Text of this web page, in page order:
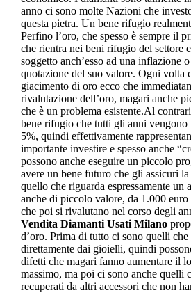
anno ci sono molte Nazioni che
questa pietra. Un bene rifugio
Perfino l’oro, che spesso è sempre il
che rientra nei beni rifugio del settore
soggetto anch’esso ad una inflazione
quotazione del suo valore. Ogni volta
giacimento di oro ecco che
rivalutazione dell’oro, magari anche
che è un problema esistente.Al
bene rifugio che tutti gli anni
5%, quindi effettivamente
importante investire e spesso anche
possono anche eseguire un piccolo
avere un bene futuro che gli assicuri
quello che riguarda espressamente un
anche di piccolo valore, da 1.000 euro
che poi si rivalutano nel corso degli
Vendita Diamanti Usati Milano
d’oro. Prima di tutto ci sono quelli che
direttamente dai gioielli, quindi
difetti che magari fanno aumentare il
massimo, ma poi ci sono anche quelli
recuperati da altri accessori che non